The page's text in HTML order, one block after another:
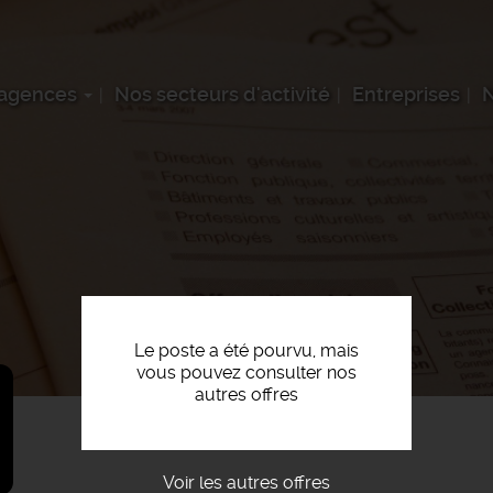
Nos secteurs d'activité Entreprises
Le poste a été pourvu, mais
vous pouvez consulter nos
autres offres
Voir les autres offres